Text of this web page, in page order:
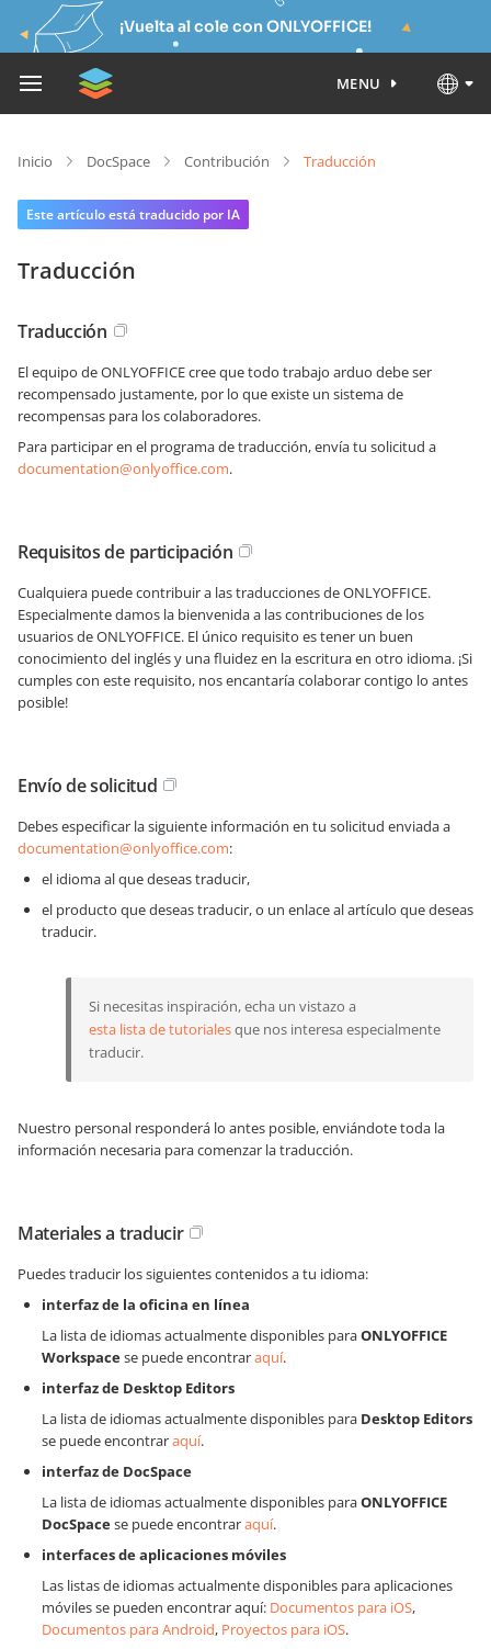
¡Vuelta al cole con ONLYOFFICE!
MENU
Inicio DocSpace Contribución Traducción
Este artículo está traducido por IA
Traducción
Traducción
El equipo de ONLYOFFICE cree que todo trabajo arduo debe ser
recompensado justamente, por lo que existe un sistema de
recompensas para los colaboradores.
Para participar en el programa de traducción, envía tu solicitud a
documentation@onlyoffice.com.
Requisitos de participación
Cualquiera puede contribuir a las traducciones de ONLYOFFICE.
Especialmente damos la bienvenida a las contribuciones de los
usuarios de ONLYOFFICE. El único requisito es tener un buen
conocimiento del inglés y una fluidez en la escritura en otro idioma. ¡Si
cumples con este requisito, nos encantaría colaborar contigo lo antes
posible!
Envío de solicitud
Debes especificar la siguiente información en tu solicitud enviada a
documentation@onlyoffice.com:
el idioma al que deseas traducir,
el producto que deseas traducir, o un enlace al artículo que deseas
traducir.
Si necesitas inspiración, echa un vistazo a
esta lista de tutorialesque nos interesa especialmente
traducir.
Nuestro personal responderá lo antes posible, enviándote toda la
información necesaria para comenzar la traducción.
Materiales a traducir
Puedes traducir los siguientes contenidos a tu idioma:
interfaz de la oficina en línea
La lista de idiomas actualmente disponibles paraONLYOFFICE
Workspacese puede encontraraquí.
interfaz de Desktop Editors
La lista de idiomas actualmente disponibles para Desktop Editors
se puede encontraraquí.
interfaz de DocSpace
La lista de idiomas actualmente disponibles paraONLYOFFICE
DocSpacese puede encontraraquí.
interfaces de aplicaciones móviles
Las listas de idiomas actualmente disponibles para aplicaciones
móviles se pueden encontrar aquí: Documentos para iOS,
Documentos para Android, Proyectos para iOS.